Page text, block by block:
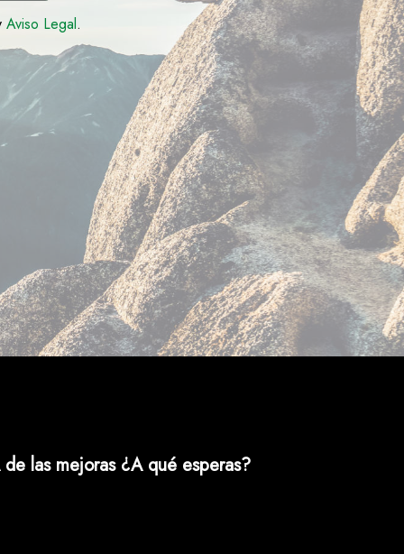
Aviso Legal.
las mejoras ¿A qué esperas?